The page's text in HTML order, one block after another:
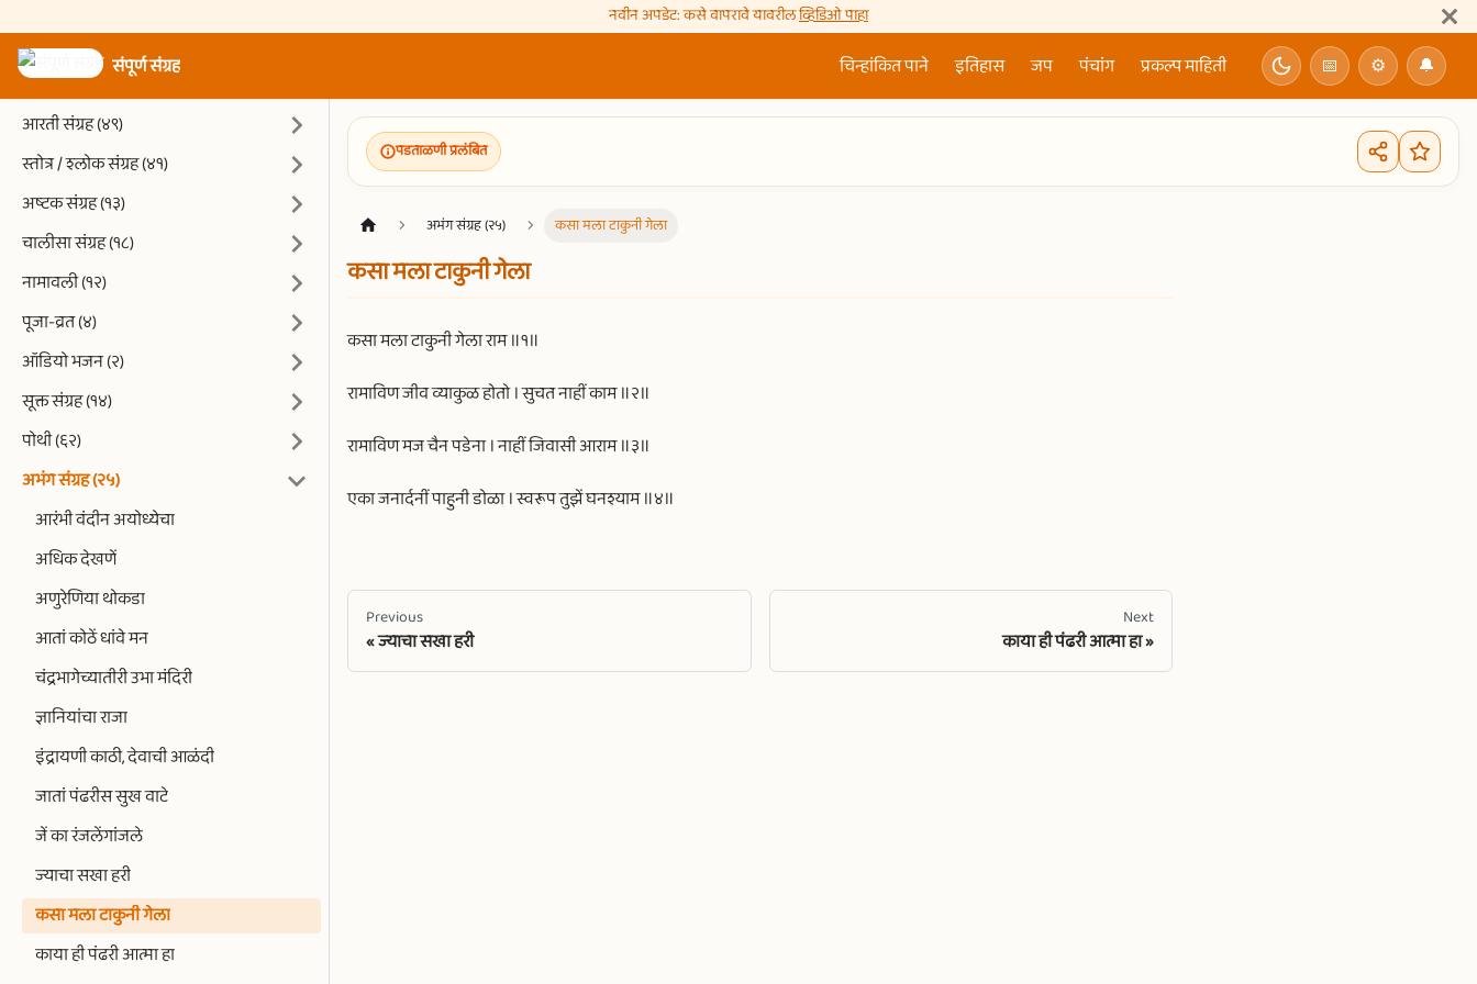
नवीन अपडेट: कसे वापरावे यावरीलव्हिडिओ पाहा
संपूर्ण संग्रह चिन्हांकित पाने इतिहास जप पंचांग प्रकल्प माहिती 📅 ⚙ 🔔
आरती संग्रह (४९)
स्तोत्र / श्लोक संग्रह (४१)
अष्टक संग्रह (१३)
चालीसा संग्रह (१८)
नामावली (१२)
पूजा-व्रत (४)
ऑडियो भजन (२)
सूक्त संग्रह (१४)
पोथी (६२)
अभंग संग्रह (२५)
आरंभी वंदीन अयोध्येचा
अधिक देखणें
अणुरेणिया थोकडा
आतां कोठें धांवे मन
चंद्रभागेच्यातीरी उभा मंदिरी
ज्ञानियांचा राजा
इंद्रायणी काठी, देवाची आळंदी
जातां पंढरीस सुख वाटे
जें का रंजलेंगांजले
ज्याचा सखा हरी
कसा मला टाकुनी गेला
काया ही पंढरी आत्मा हा
पडताळणी प्रलंबित
अभंग संग्रह (२५) कसा मला टाकुनी गेला
कसा मला टाकुनी गेला
कसा मला टाकुनी गेला राम ॥१॥
रामाविण जीव व्याकुळ होतो । सुचत नाहीं काम ॥२॥
रामाविण मज चैन पडेना । नाहीं जिवासी आराम ॥३॥
एका जनार्दनीं पाहुनी डोळा । स्वरूप तुझें घनश्याम ॥४॥
Previous
ज्याचा सखा हरी
Next
काया ही पंढरी आत्मा हा